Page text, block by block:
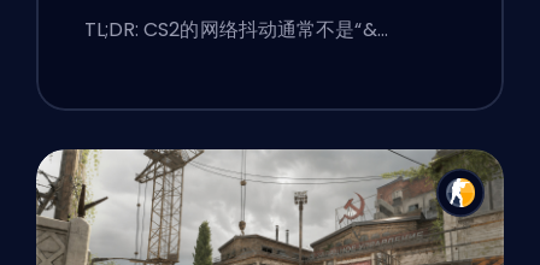
TL;DR: CS2的网络抖动通常不是“&…